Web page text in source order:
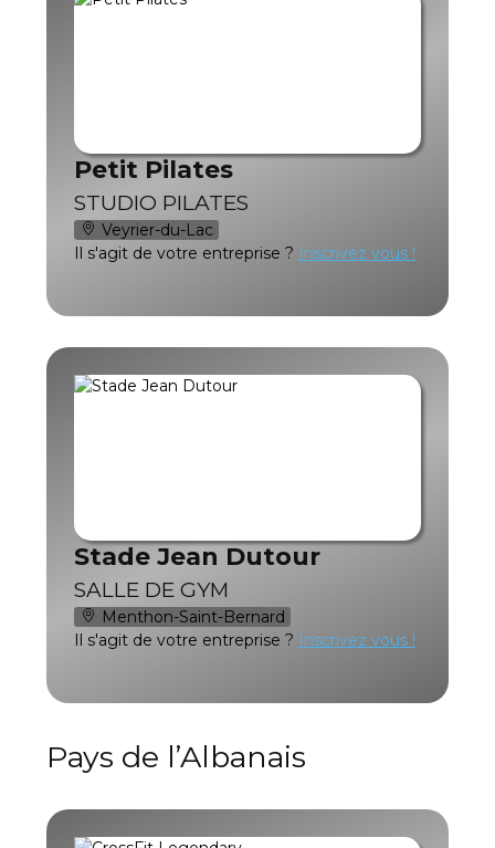
Petit Pilates
STUDIO PILATES
Veyrier-du-Lac
Il s'agit de votre entreprise ? Inscrivez vous !
Stade Jean Dutour
SALLE DE GYM
Menthon-Saint-Bernard
Il s'agit de votre entreprise ? Inscrivez vous !
Pays de l’Albanais